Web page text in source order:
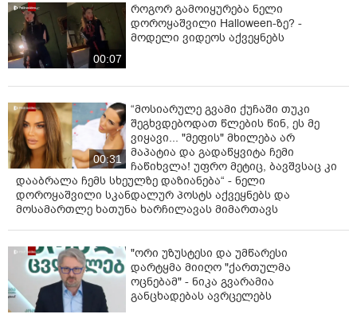
00:07
როგორ გამოიყურება ნელი
დოროყაშვილი Halloween-ზე? -
მოდელი ვიდეოს აქვეყნებს
00:31
“მოსიარულე გვამი ქუჩაში თუკი
შეგხვდებოდათ წლების წინ, ეს მე
ვიყავი... "მეფის" მხილება არ
მაპატია და გადაწყვიტა ჩემი
ჩაწიხვლა! უფრო მეტიც, ბავშვსაც კი
დააბრალა ჩემს სხეულზე დაზიანება“ - ნელი
დოროყაშვილი სკანდალურ პოსტს აქვეყნებს და
მოსამართლე ხათუნა ხარჩილავას მიმართავს
"ორი უზუსტესი და უმწარესი
დარტყმა მიიღო "ქართულმა
ოცნებამ" - ნიკა გვარამია
განცხადებას ავრცელებს